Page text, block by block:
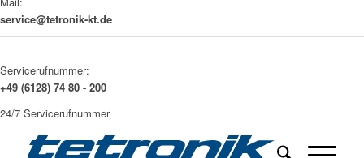
service@tetronik-kt.de
Servicerufnummer:
+49 (6128) 74 80 - 200
24/7 Servicerufnummer